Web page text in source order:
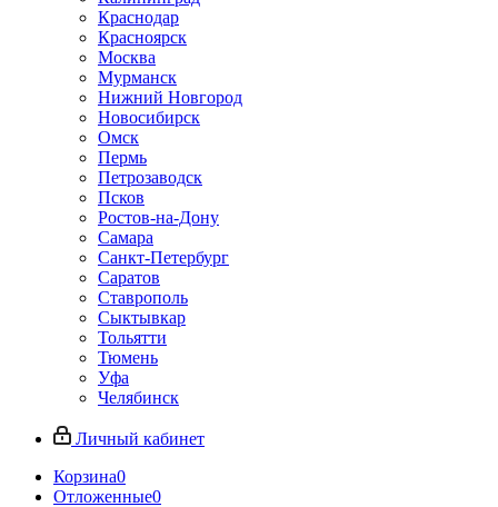
Краснодар
Красноярск
Москва
Мурманск
Нижний Новгород
Новосибирск
Омск
Пермь
Петрозаводск
Псков
Ростов-на-Дону
Самара
Санкт-Петербург
Саратов
Ставрополь
Сыктывкар
Тольятти
Тюмень
Уфа
Челябинск
Личный кабинет
Корзина0
Отложенные0